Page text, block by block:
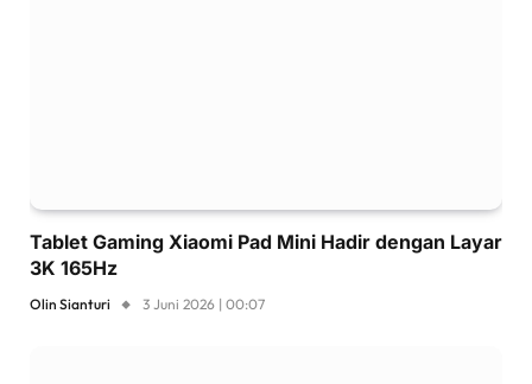
Tablet Gaming Xiaomi Pad Mini Hadir dengan Layar
3K 165Hz
Olin Sianturi 3 Juni 2026 | 00:07